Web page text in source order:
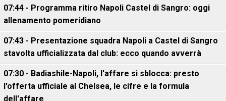
07:44 - Programma ritiro Napoli Castel di Sangro: oggi
allenamento pomeridiano
07:43 - Presentazione squadra Napoli a Castel di Sangro
stavolta ufficializzata dal club: ecco quando avverrà
07:30 - Badiashile-Napoli, l'affare si sblocca: presto
l'offerta ufficiale al Chelsea, le cifre e la formula
dell'affare